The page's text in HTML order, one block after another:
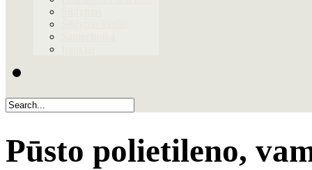
Pūsto polietileno,